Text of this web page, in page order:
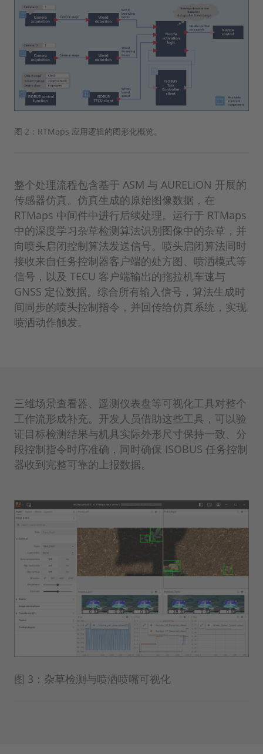
图 2：RTMaps 应用逻辑的图形化概览。
整个处理流程包含基于 ASM 与 AURELION 开展的
传感器仿真。仿真生成的原始图像数据，在
RTMaps 中间件中进行后续处理。运行于 RTMaps
中的深度学习杂草检测算法识别图像中的杂草，并
向喷头启闭控制算法发送信号。喷头启闭算法同时
接收来自任务控制器客户端的处方图、喷洒模式等
信号，以及 TECU 客户端输出的拖拉机车速与
GNSS 定位数据。综合所有输入信号，算法生成时
间同步的喷头控制指令，并回传给仿真系统，实现
喷洒动作触发。
三维场景查看器、遥测仪表盘等可视化工具对整个
工作流形成补充。开发人员借助这些工具，可以验
证目标检测结果与机具实际外形尺寸保持一致、分
段控制指令时序准确，同时确保 ISOBUS 任务控制
器收到完整可靠的上报数据。
图 3：杂草检测与喷洒喷嘴可视化